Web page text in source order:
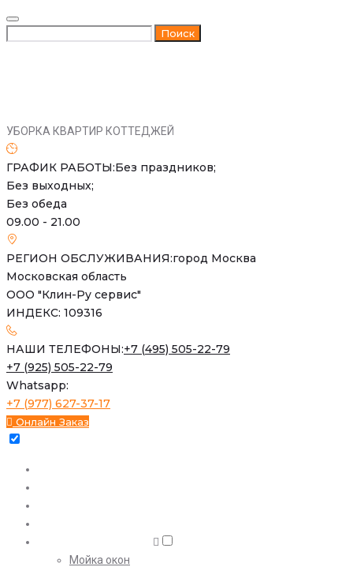
Skip
Поиск
УБОРКА КВАРТИР КОТТЕДЖЕЙ
ГРАФИК РАБОТЫ:Без праздников;
Без выходных;
Без обеда
09.00 - 21.00
РЕГИОН ОБСЛУЖИВАНИЯ:город Москва
Московская область
ООО "Клин-Ру сервис"
ИНДЕКС: 109316
НАШИ ТЕЛЕФОНЫ:+7 (495) 505-22-79
+7 (925) 505-22-79
Whatsapp:
+7 (977) 627-37-17
Онлайн Заказ
Мойка окон